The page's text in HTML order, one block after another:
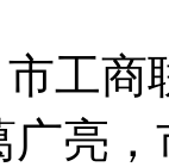
工商
亮